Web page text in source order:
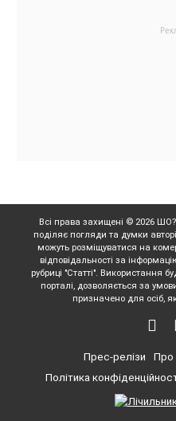
Всі права захищені © 2026
поділяє погляди та думки
можуть розміщуватися на
відповідальності за
рубриці "Статті". Використання
порталі, дозволяється за
призначено для осіб,
Прес-релізи Про
Політика